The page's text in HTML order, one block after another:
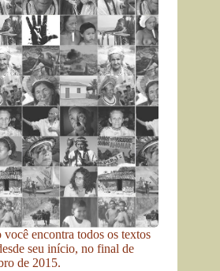
encontra todos os textos
seu início, no final de
de 2015.